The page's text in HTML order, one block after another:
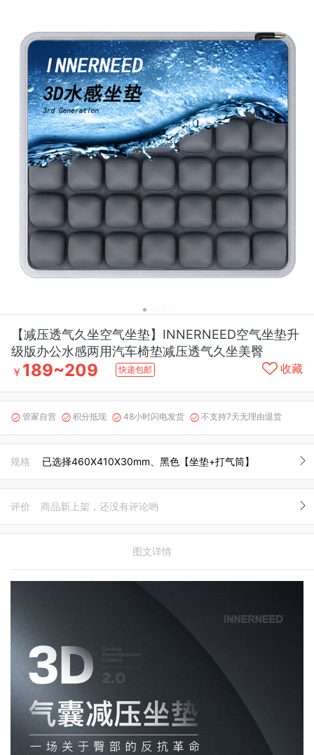
【减压透气久坐空气坐垫】INNERNEED空气坐垫升
级版办公水感两用汽车椅垫减压透气久坐美臀
￥ 189~209 快递包邮 收藏
 管家自营  积分抵现  48小时闪电发货  不支持7天无理由退货
规格 已选择460X410X30mm、黑色【坐垫+打气筒】
评价 商品新上架，还没有评论哟
图文详情